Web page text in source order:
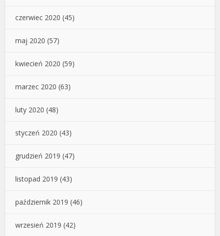
czerwiec 2020 (45)
maj 2020 (57)
kwiecień 2020 (59)
marzec 2020 (63)
luty 2020 (48)
styczeń 2020 (43)
grudzień 2019 (47)
listopad 2019 (43)
październik 2019 (46)
wrzesień 2019 (42)